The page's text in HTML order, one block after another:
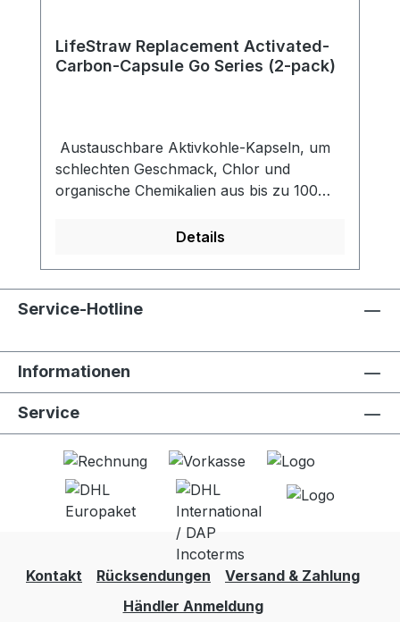
LifeStraw Replacement Activated-
Carbon-Capsule Go Series (2-pack)
Austauschbare Aktivkohle-Kapseln, um
schlechten Geschmack, Chlor und
organische Chemikalien aus bis zu 100
reduziert Chlor, organische chemische
Standard zur Chlorreduzierung -
Kompatibel mit LifeStraw Go (alle
Filterleistung- Aktivkohlekapseln in
auszutauschen- 2 Stck. pro
Details
Service-Hotline
Informationen
Service
Kontakt Rücksendungen
Versand & Zahlung
Händler Anmeldung